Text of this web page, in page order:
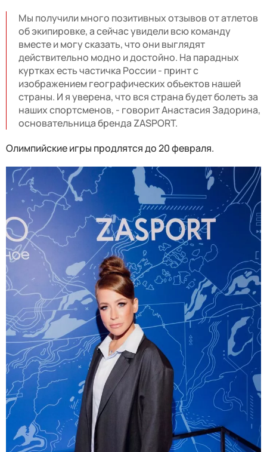
Мы получили много позитивных отзывов от атлетов
об экипировке, а сейчас увидели всю команду
вместе и могу сказать, что они выглядят
действительно модно и достойно. На парадных
куртках есть частичка России - принт с
изображением географических объектов нашей
страны. И я уверена, что вся страна будет болеть за
наших спортсменов, - говорит Анастасия Задорина,
основательница бренда ZASPORT.
Олимпийские игры продлятся до 20 февраля.